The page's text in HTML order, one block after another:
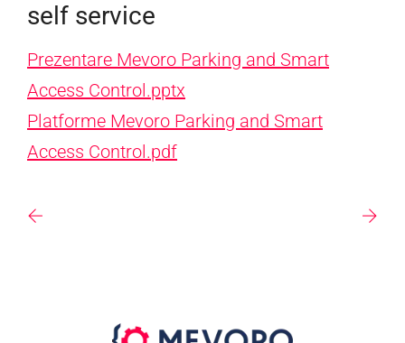
self service
Prezentare Mevoro Parking and Smart
Access Control.pptx
Platforme Mevoro Parking and Smart
Access Control.pdf